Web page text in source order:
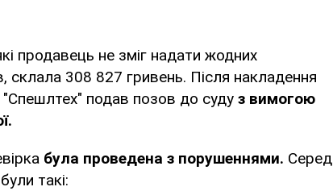
продавець не зміг надати жодних
склала 308 827 гривень. Після накладення
подав позов до суду з вимогою
була проведена з порушеннями. Серед
такі: